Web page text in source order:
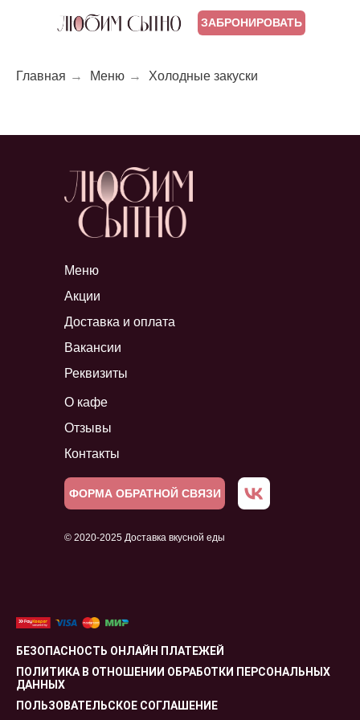
ЗАБРОНИРОВАТЬ
Главная → Меню → Холодные закуски
Меню
Акции
Доставка и оплата
Вакансии
Реквизиты
© 2020-2025 Доставка вкусной еды
О кафе
Отзывы
Контакты
ФОРМА ОБРАТНОЙ СВЯЗИ
БЕЗОПАСНОСТЬ ОНЛАЙН ПЛАТЕЖЕЙ
ПОЛИТИКА В ОТНОШЕНИИ ОБРАБОТКИ ПЕРСОНАЛЬНЫХ
ДАННЫХ
ПОЛЬЗОВАТЕЛЬСКОЕ СОГЛАШЕНИЕ